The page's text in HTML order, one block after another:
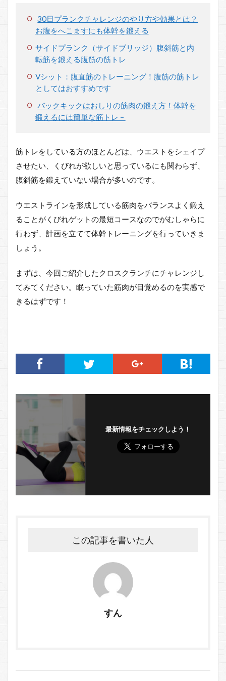
30日プランクチャレンジのやり方や効果とは？
お腹をへこますにも体幹を鍛える
サイドプランク（サイドブリッジ）腹斜筋と内
転筋を鍛える腹筋の筋トレ
Vシット：腹直筋のトレーニング！腹筋の筋トレ
としてはおすすめです
バックキックはおしりの筋肉の鍛え方！体幹を
鍛えるには簡単な筋トレ –
筋トレをしている方のほとんどは、ウエストをシェイプ
させたい、くびれが欲しいと思っているにも関わらず、
腹斜筋を鍛えていない場合が多いのです。
ウエストラインを形成している筋肉をバランスよく鍛え
ることがくびれゲットの最短コースなのでがむしゃらに
行わず、計画を立てて体幹トレーニングを行っていきま
しょう。
まずは、今回ご紹介したクロスクランチにチャレンジし
てみてください。眠っていた筋肉が目覚めるのを実感で
きるはずです！
最新情報をチェックしよう！
この記事を書いた人
すん